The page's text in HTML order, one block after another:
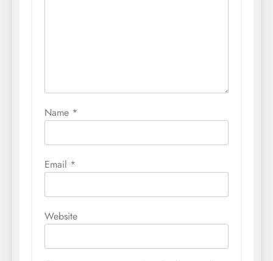
Name *
Email *
Website